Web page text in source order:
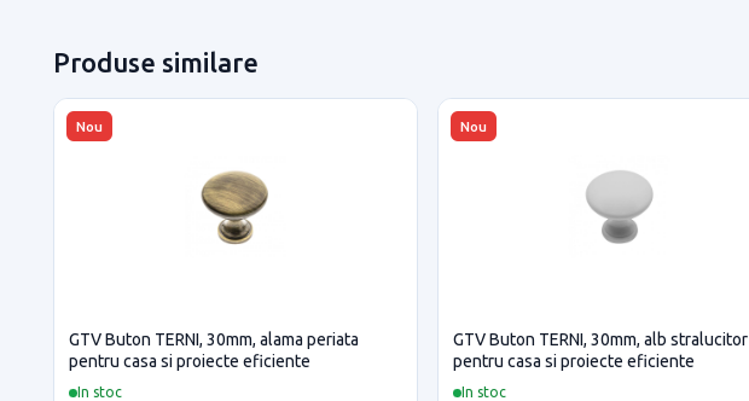
Produse similare
Nou
In stoc
GTV Buton TERNI, 30mm, alama periata
pentru casa si proiecte eficiente
Nou
In stoc
GTV Buton TERNI, 30mm, alb stralucitor
pentru casa si proiecte eficiente